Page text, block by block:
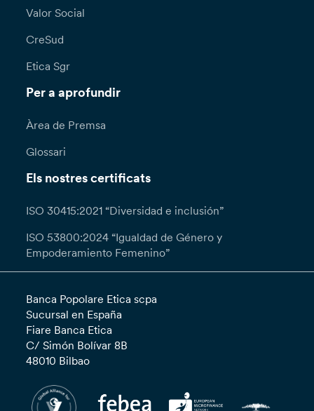
Valor Social
CreSud
Etica Sgr
Per a aprofundir
Àrea de Premsa
Glossari
Els nostres certificats
ISO 30415:2021 “Diversidad e inclusión”
ISO 53800:2024 “Igualdad de Género y
Empoderamiento Femenino”
Banca Popolare Etica scpa
Sucursal en España
Fiare Banca Etica
C/ Simón Bolívar 8B
48010 Bilbao